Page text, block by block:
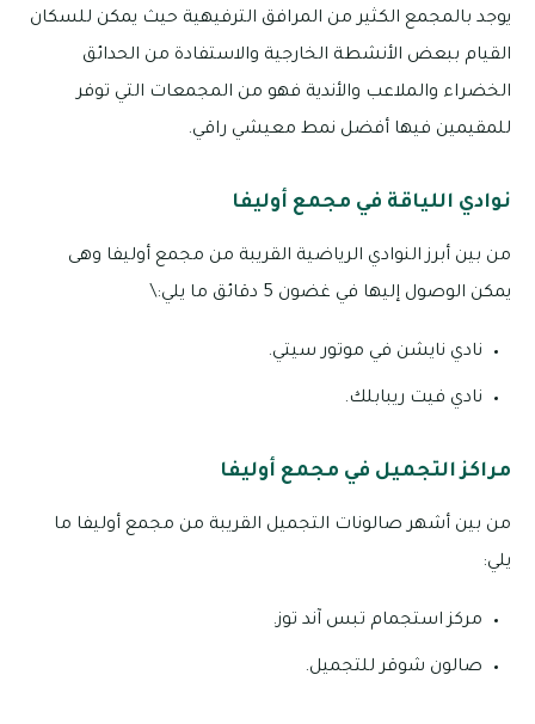
يوجد بالمجمع الكثير من المرافق الترفيهية حيث يمكن للسكان
القيام ببعض الأنشطة الخارجية والاستفادة من الحدائق
الخضراء والملاعب والأندية فهو من المجمعات التي توفر
للمقيمين فيها أفضل نمط معيشي راقي.
نوادي اللياقة في مجمع أوليفا
من بين أبرز النوادي الرياضية القريبة من مجمع أوليفا وهى
يمكن الوصول إليها في غضون 5 دقائق ما يلي:\
نادي نايشن في موتور سيتي.
نادي فيت ريبابلك.
مراكز التجميل في مجمع أوليفا
من بين أشهر صالونات التجميل القريبة من مجمع أوليفا ما
يلي:
مركز استجمام تبس آند توز.
صالون شوقر للتجميل.